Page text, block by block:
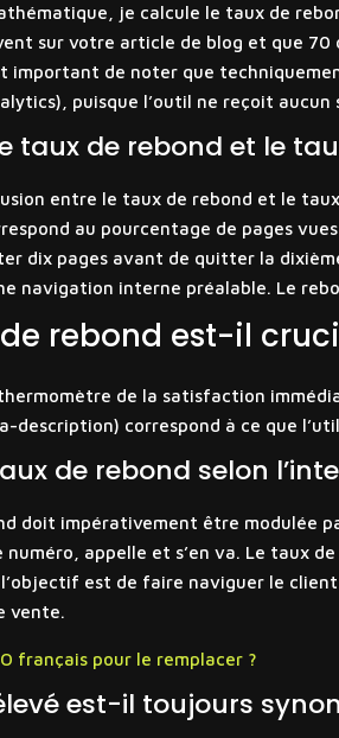
je calcule le taux de
sur votre article de blog et que
important de noter que
puisque l’outil ne reçoit
taux de rebond et le
entre le taux de rebond et le
au pourcentage de pages
dix pages avant de quitter la
navigation interne préalable. Le
rebond est-il
de la satisfaction
description) correspond à ce que
de rebond selon
doit impérativement être modulée
appelle et s’en va. Le taux
est de faire naviguer le
vente.
français pour le remplacer ?
est-il toujours